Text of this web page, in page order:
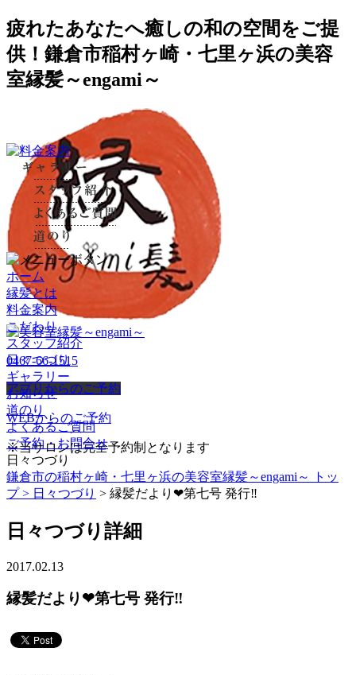
疲れたあなたへ癒しの和の空間をご提
供！鎌倉市稲村ヶ崎・七里ヶ浜の美容
室縁髪～engami～
0467-66-1515
アプリからのご予約
WEBからのご予約
※当サロンは完全予約制となります
ホーム
縁髪とは
料金案内
こだわり
スタッフ紹介
日々つづり
ギャラリー
お知らせ
道のり
よくあるご質問
ご予約・お問合せ
日々つづり
鎌倉市の稲村ヶ崎・七里ヶ浜の美容室縁髪～engami～ トッ
プ > 日々つづり > 縁髪だより❤︎第七号 発行‼︎
日々つづり詳細
2017.02.13
縁髪だより❤︎第七号 発行‼︎